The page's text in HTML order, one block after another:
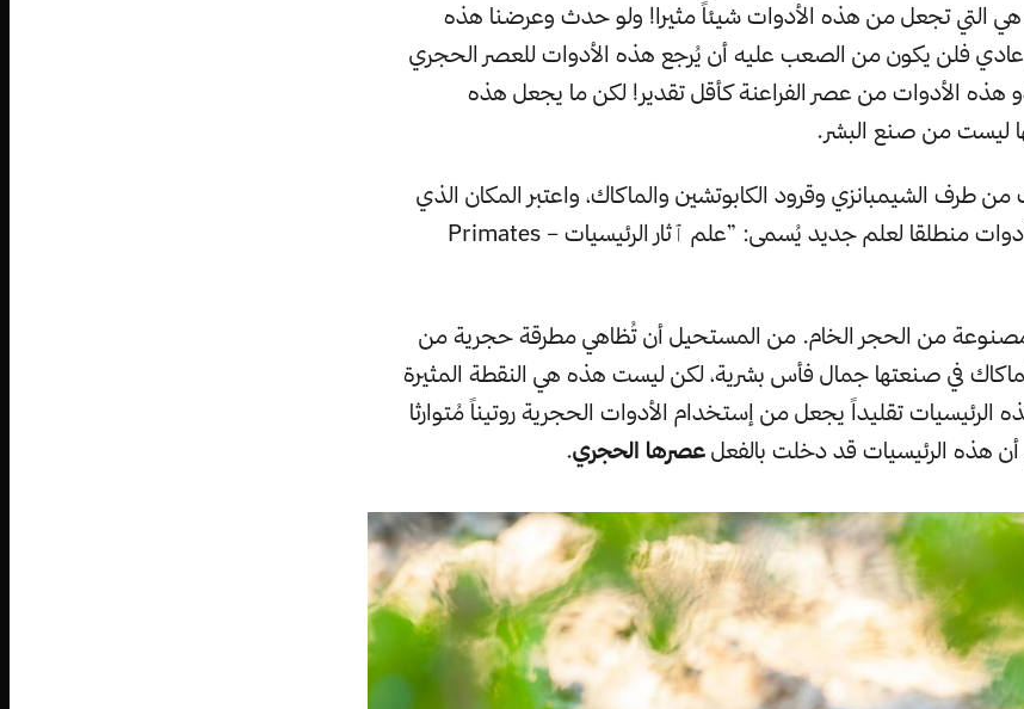
التي تجعل من هذه الأدوات شيئاً مثيرا! ولو حدث وعرضنا هذه
فلن يكون من الصعب عليه أن يُرجع هذه الأدوات للعصر الحجري
هذه الأدوات من عصر الفراعنة كأقل تقدير! لكن ما يجعل هذه
ليست من صنع البشر.
من طرف الشيمبانزي وقرود الكابوتشين والماكاك، واعتبر المكان الذي
اكتُشفت فيه هذه الأدوات منطلقا لعلم جديد يُسمى: ”علم ٱثار الرئيسيات – Primates
من الحجر الخام. من المستحيل أن تُظاهي مطرقة حجرية من
في صنعتها جمال فأس بشرية، لكن ليست هذه هي النقطة المثيرة
الرئيسيات تقليداً يجعل من إستخدام الأدوات الحجرية روتيناً مُتوارثا
أن هذه الرئيسيات قد دخلت بالفعل عصرها الحجري.